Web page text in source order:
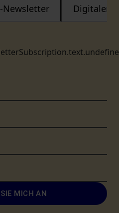
Newsletter Digitaler
MICH AN